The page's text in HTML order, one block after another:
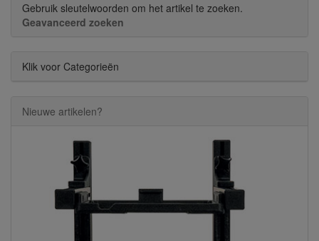
Gebruik sleutelwoorden om het artikel te zoeken.
Geavanceerd zoeken
Klik voor Categorieën
Nieuwe artikelen?